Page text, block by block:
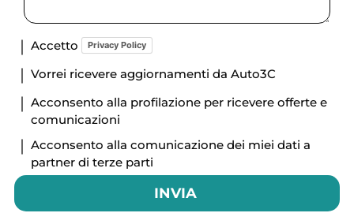
Accetto Privacy Policy
Vorrei ricevere aggiornamenti da Auto3C
Acconsento alla profilazione per ricevere offerte e
comunicazioni
Acconsento alla comunicazione dei miei dati a
partner di terze parti
INVIA